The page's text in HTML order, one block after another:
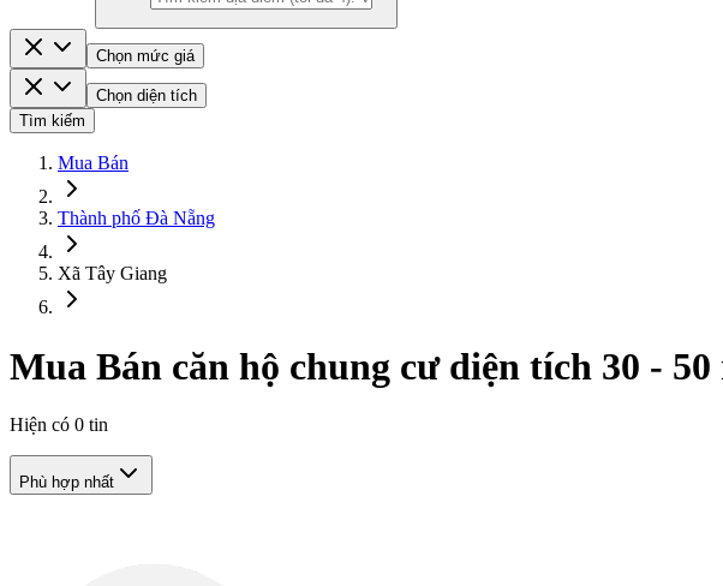
Chọn mức giá
Chọn diện tích
Tìm kiếm
Mua Bán
Thành phố Đà Nẵng
Xã Tây Giang
Mua Bán căn hộ chung cư diện tích 30 -
Hiện có 0 tin
Phù hợp nhất